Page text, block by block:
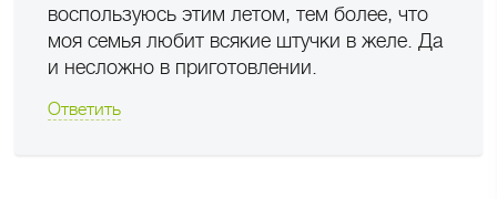
воспользуюсь этим летом, тем более, что
моя семья любит всякие штучки в желе. Да
и несложно в приготовлении.
Ответить